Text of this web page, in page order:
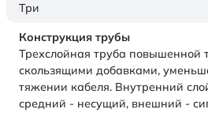
Три
Конструкция трубы
Трехслойная труба повышенной
скользящими добавками,
тяжении кабеля. Внутренний
средний - несущий, внешний -